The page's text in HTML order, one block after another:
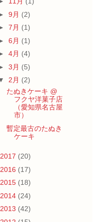
9月 (2)
7月 (1)
6月 (1)
4月 (4)
3月 (5)
2月 (2)
たぬきケーキ @
フクヤ洋菓子店
（愛知県名古屋
市）
暫定最古のたぬき
ケーキ
2017 (20)
2016 (17)
2015 (18)
2014 (24)
2013 (42)